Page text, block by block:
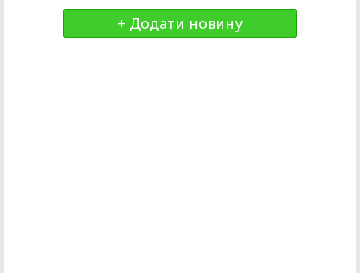
+ Додати новину